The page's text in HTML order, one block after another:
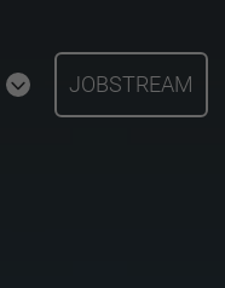
JOBSTREAM